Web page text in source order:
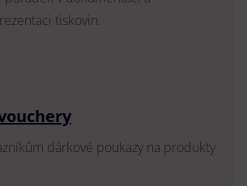
tiskovin.
dárkové poukazy na produkty